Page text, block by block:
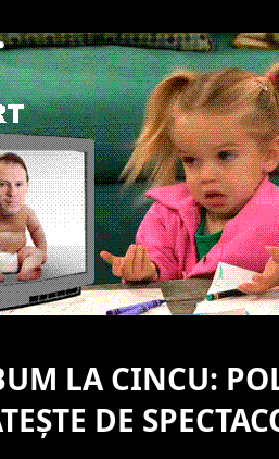
LA CINCU:
DE